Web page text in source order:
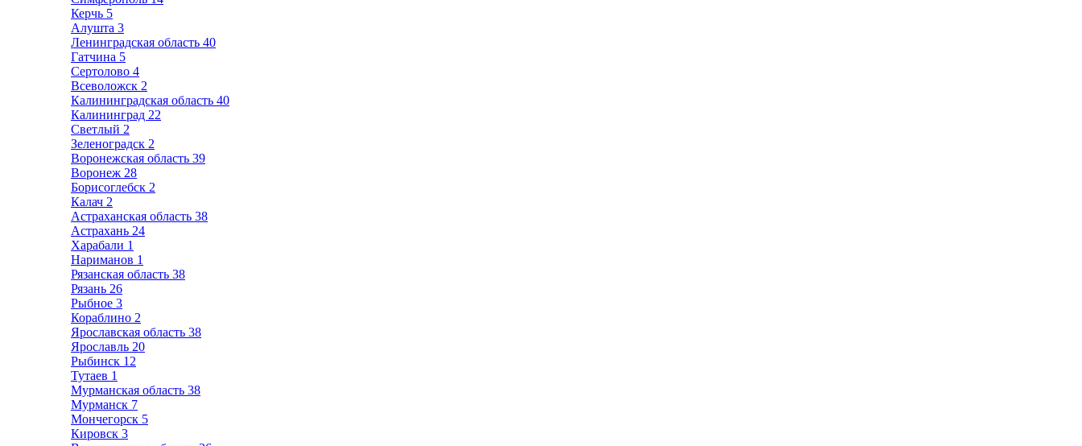
Керчь 5
Алушта 3
Ленинградская область 40
Гатчина 5
Сертолово 4
Всеволожск 2
Калининградская область 40
Калининград 22
Светлый 2
Зеленоградск 2
Воронежская область 39
Воронеж 28
Борисоглебск 2
Калач 2
Астраханская область 38
Астрахань 24
Харабали 1
Нариманов 1
Рязанская область 38
Рязань 26
Рыбное 3
Кораблино 2
Ярославская область 38
Ярославль 20
Рыбинск 12
Тутаев 1
Мурманская область 38
Мурманск 7
Мончегорск 5
Кировск 3